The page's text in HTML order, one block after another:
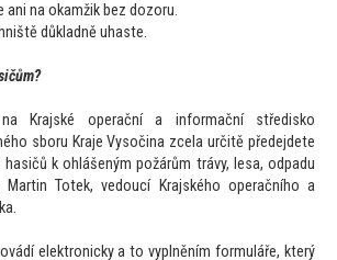
ani na okamžik bez dozoru.
důkladně uhaste.
na Krajské operační a informační středisko
sboru Kraje Vysočina zcela určitě předejdete
k ohlášeným požárům trávy, lesa, odpadu
Martin Totek, vedoucí Krajského operačního a
elektronicky ato vyplněním formuláře, který